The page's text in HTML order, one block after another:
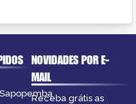
NOVIDADES POR E-
MAIL
Receba grátis as